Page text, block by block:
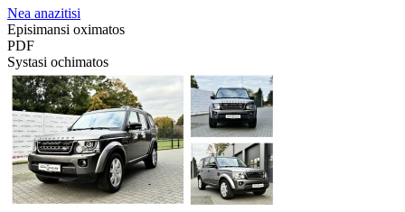
Nea anazitisi
Episimansi oximatos
PDF
Systasi ochimatos